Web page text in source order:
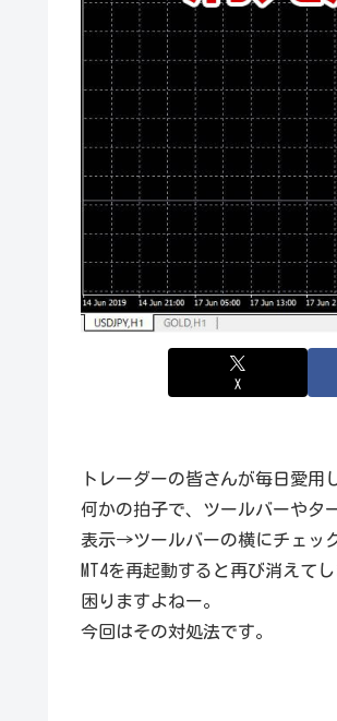
X
トレーダーの皆さんが毎日愛用
何かの拍子で、ツールバーやタ
表示→ツールバーの横にチェッ
MT4を再起動すると再び消えてし
困りますよねー。
今回はその対処法です。